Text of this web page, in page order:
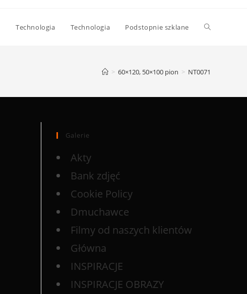
Technologia Technologia Podstopnie szklane
> 60×120, 50×100 pion > NT0071
Galerie
Akty
Bank zdjęć
Cookie Policy
Dmuchawce
Filmy od naszych klientów
Główna
INSPIRACJE
INSPIRACJE OBRAZY